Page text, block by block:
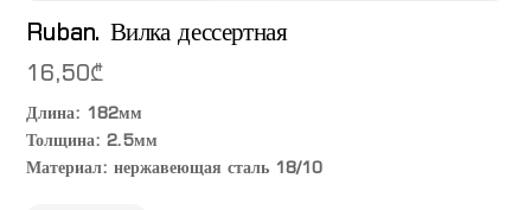
Ruban. Вилка дессертная
16,50₾
Длина: 182мм
Толщина: 2.5мм
Материал: нержавеющая сталь 18/10